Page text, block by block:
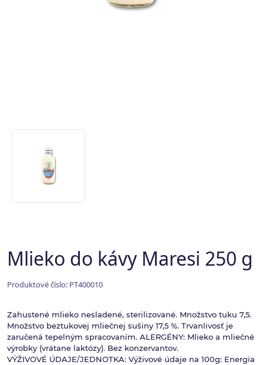
Mlieko do kávy Maresi 250 g
Produktové číslo: PT400010
Zahustené mlieko nesladené, sterilizované. Množstvo tuku 7,5.
Množstvo beztukovej mliečnej sušiny 17,5 %. Trvanlivosť je
zaručená tepelným spracovaním. ALERGÉNY: Mlieko a mliečné
výrobky (vrátane laktózy). Bez konzervantov.
VÝŽIVOVÉ ÚDAJE/JEDNOTKA: Výživové údaje na 100g: Energia